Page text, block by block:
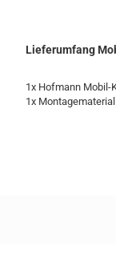
Lieferumfang
1x Hofmann Mobil-
1x Montagematerial